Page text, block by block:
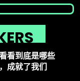
看到底是哪些
成就了我们